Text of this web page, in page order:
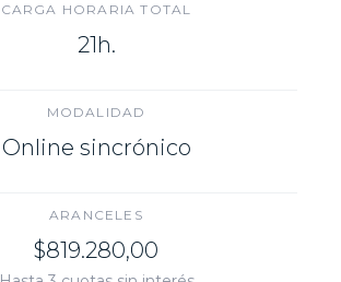
CARGA HORARIA TOTAL
21h.
MODALIDAD
Online sincrónico
ARANCELES
$819.280,00